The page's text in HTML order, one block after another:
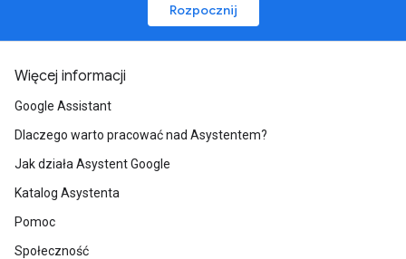
Rozpocznij
Więcej informacji
Google Assistant
Dlaczego warto pracować nad Asystentem?
Jak działa Asystent Google
Katalog Asystenta
Pomoc
Społeczność